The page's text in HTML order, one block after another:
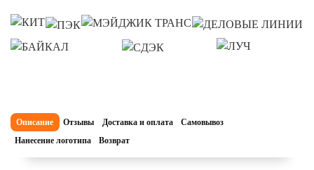
Описание Отзывы Доставка и оплата
Самовывоз
Нанесение логотипа
Возврат